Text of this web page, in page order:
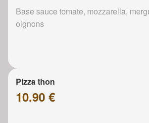
Base sauce tomate, mozzarella,
oignons
Pizza thon
10.90 €